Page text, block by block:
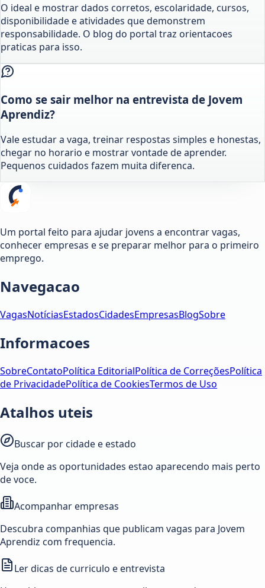
O ideal e mostrar dados corretos, escolaridade, cursos,
disponibilidade e atividades que demonstrem
responsabilidade. O blog do portal traz orientacoes
praticas para isso.
Como se sair melhor na entrevista de Jovem
Aprendiz?
Vale estudar a vaga, treinar respostas simples e honestas,
chegar no horario e mostrar vontade de aprender.
Pequenos cuidados fazem muita diferenca.
Um portal feito para ajudar jovens a encontrar vagas,
conhecer empresas e se preparar melhor para o primeiro
emprego.
Navegacao
VagasNotíciasEstadosCidadesEmpresasBlogSobre
Informacoes
SobreContatoPolítica EditorialPolítica de CorreçõesPolítica
de PrivacidadePolítica de CookiesTermos de Uso
Atalhos uteis
Buscar por cidade e estado
Veja onde as oportunidades estao aparecendo mais perto
de voce.
Acompanhar empresas
Descubra companhias que publicam vagas para Jovem
Aprendiz com frequencia.
Ler dicas de curriculo e entrevista